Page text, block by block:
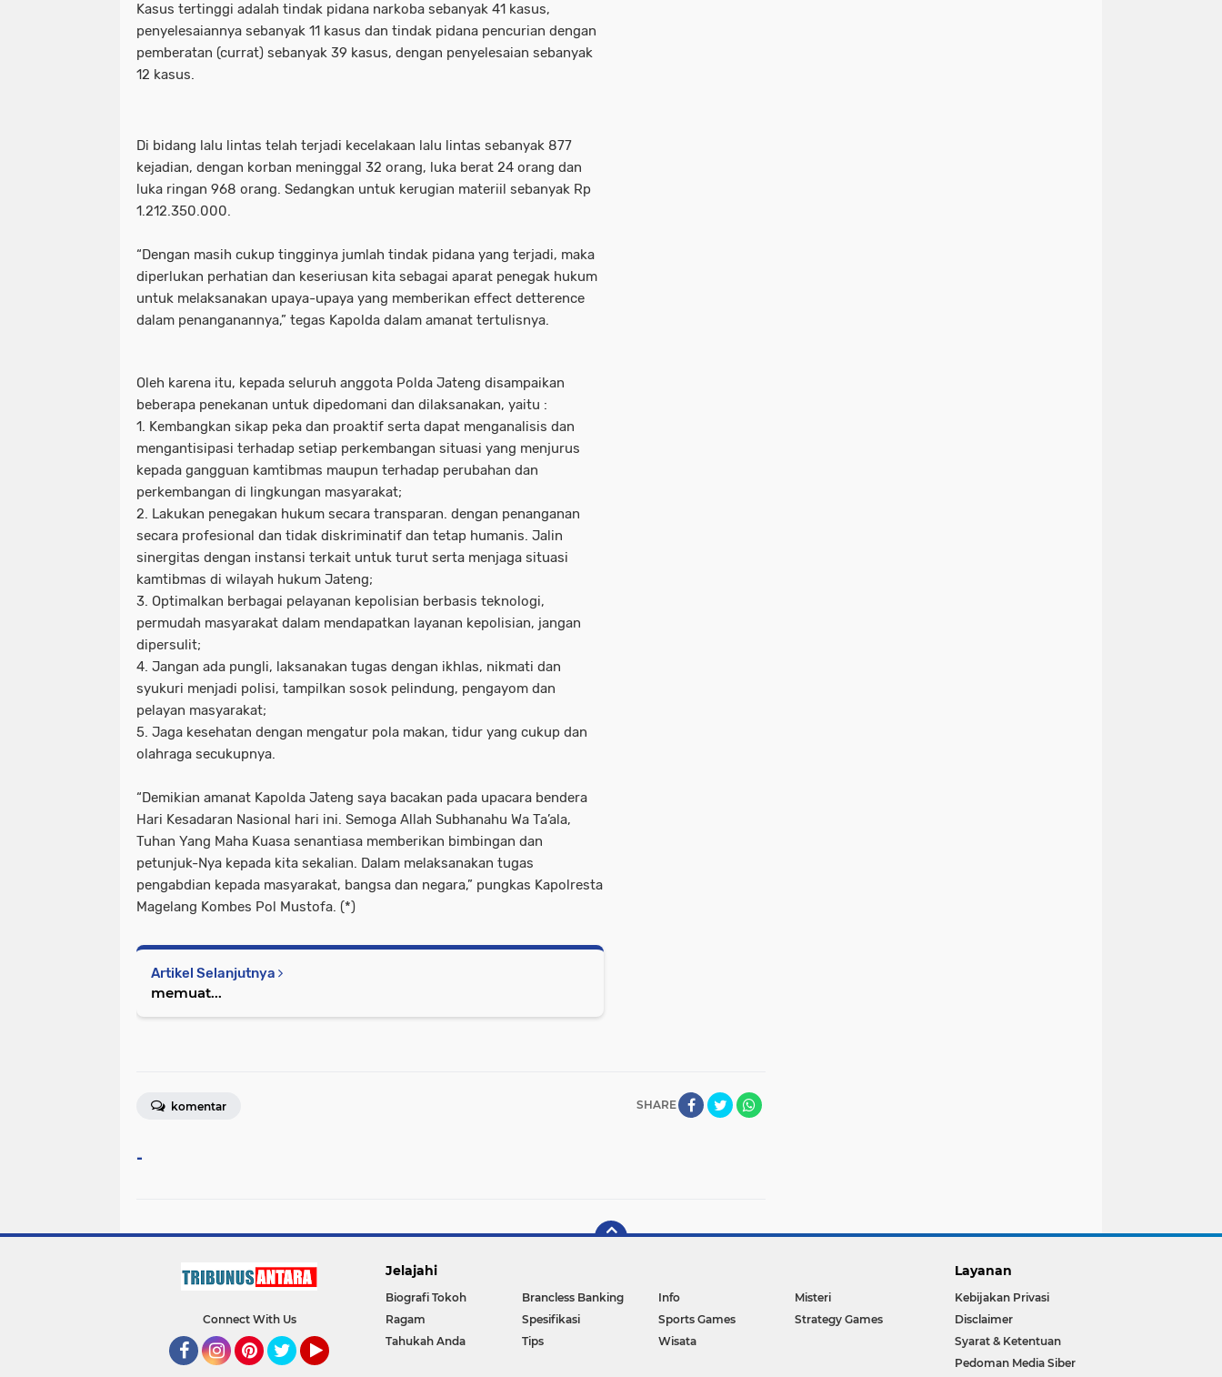
Kasus tertinggi adalah tindak pidana narkoba sebanyak 41 kasus,
penyelesaiannya sebanyak 11 kasus dan tindak pidana pencurian dengan
pemberatan (currat) sebanyak 39 kasus, dengan penyelesaian sebanyak
12 kasus.
Di bidang lalu lintas telah terjadi kecelakaan lalu lintas sebanyak 877
kejadian, dengan korban meninggal 32 orang, luka berat 24 orang dan
luka ringan 968 orang. Sedangkan untuk kerugian materiil sebanyak Rp
1.212.350.000.
“Dengan masih cukup tingginya jumlah tindak pidana yang terjadi, maka
diperlukan perhatian dan keseriusan kita sebagai aparat penegak hukum
untuk melaksanakan upaya-upaya yang memberikan effect detterence
dalam penanganannya,” tegas Kapolda dalam amanat tertulisnya.
Oleh karena itu, kepada seluruh anggota Polda Jateng disampaikan
beberapa penekanan untuk dipedomani dan dilaksanakan, yaitu :
1. Kembangkan sikap peka dan proaktif serta dapat menganalisis dan
mengantisipasi terhadap setiap perkembangan situasi yang menjurus
kepada gangguan kamtibmas maupun terhadap perubahan dan
perkembangan di lingkungan masyarakat;
2. Lakukan penegakan hukum secara transparan. dengan penanganan
secara profesional dan tidak diskriminatif dan tetap humanis. Jalin
sinergitas dengan instansi terkait untuk turut serta menjaga situasi
kamtibmas di wilayah hukum Jateng;
3. Optimalkan berbagai pelayanan kepolisian berbasis teknologi,
permudah masyarakat dalam mendapatkan layanan kepolisian, jangan
dipersulit;
4. Jangan ada pungli, laksanakan tugas dengan ikhlas, nikmati dan
syukuri menjadi polisi, tampilkan sosok pelindung, pengayom dan
pelayan masyarakat;
5. Jaga kesehatan dengan mengatur pola makan, tidur yang cukup dan
olahraga secukupnya.
“Demikian amanat Kapolda Jateng saya bacakan pada upacara bendera
Hari Kesadaran Nasional hari ini. Semoga Allah Subhanahu Wa Ta’ala,
Tuhan Yang Maha Kuasa senantiasa memberikan bimbingan dan
petunjuk-Nya kepada kita sekalian. Dalam melaksanakan tugas
pengabdian kepada masyarakat, bangsa dan negara,” pungkas Kapolresta
Magelang Kombes Pol Mustofa. (*)
Artikel Selanjutnya
memuat...
SHARE
komentar
-
Connect With Us
Jelajahi
Biografi Tokoh Brancless Banking Info
Misteri
Ragam
Spesifikasi Sports Games
Strategy Games
Tahukah Anda
Tips Wisata
Layanan
Kebijakan Privasi
Disclaimer
Syarat & Ketentuan
Pedoman Media Siber